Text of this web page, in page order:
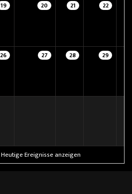
19 20 21 22
26 27 28 29
Heutige Ereignisse anzeigen